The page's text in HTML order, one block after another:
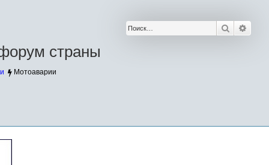
Поиск
страны
Мотоаварии